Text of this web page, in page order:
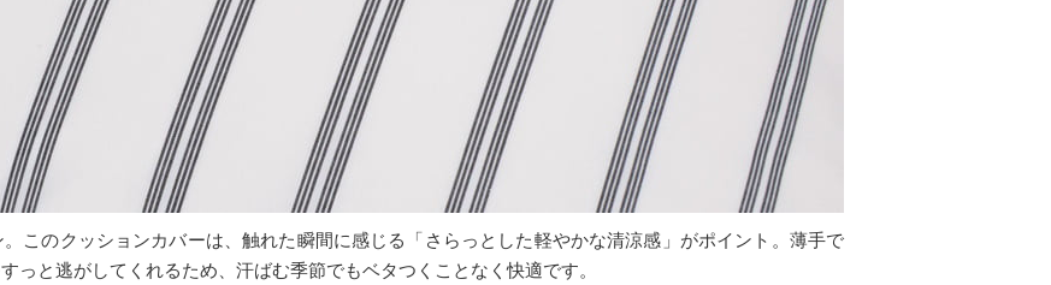
このクッションカバーは、触れた瞬間に感じる「さらっとした軽やかな清涼感」がポイント。薄手で
っと逃がしてくれるため、汗ばむ季節でもベタつくことなく快適です。